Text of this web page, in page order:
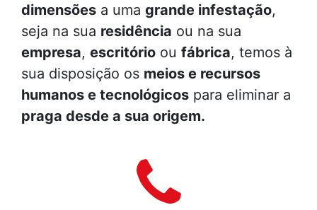
dimensões a uma grande infestação,
seja na sua residência ou na sua
empresa, escritório ou fábrica, temos à
sua disposição os meios e recursos
humanos e tecnológicos para eliminar a
praga desde a sua origem.